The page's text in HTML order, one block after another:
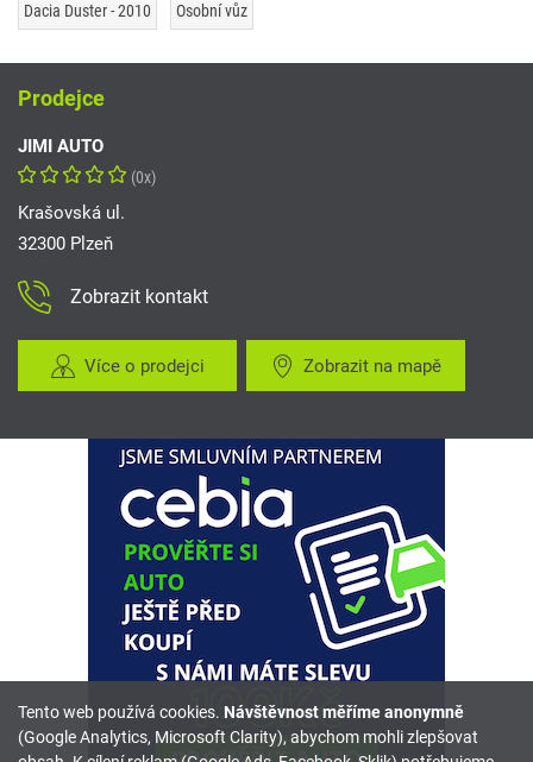
Dacia Duster - 2010 Osobní vůz
Prodejce
JIMI AUTO
(0x)
Krašovská ul.
32300 Plzeň
Zobrazit kontakt
Více o prodejci Zobrazit na mapě
Tento web používá cookies. Návštěvnost měříme anonymně
(Google Analytics, Microsoft Clarity), abychom mohli zlepšovat